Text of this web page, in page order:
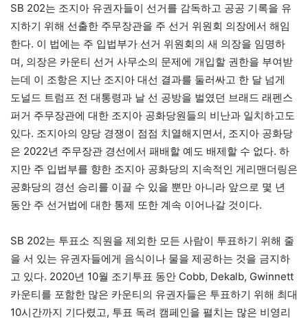
SB 202는 조지아 유권자들이 선거를 감독하고 공공 기록을 유
지하기 위해 선출한 주무장관을 주 선거 위원회 의장에서 해임
한다. 이 법에는 주 입법부가 선거 위원회의 새 의장을 임명하
며, 의장은 카운티 선거 사무소의 문제에 개입할 권한을 부여받
는데 이 조항은 지난 조지아 대선 결과를 둘러싸고 한 달 넘게
도널드 트럼프 전 대통령과 날 선 공방을 벌였던 브래드 래펜스
퍼거 주무장관에 대한 조지아 공화당원들의 비난과 일치하고도
있다. 조지아의 양당 경쟁이 점점 치열해지면서, 조지아 공화당
은 2022년 주무장관 경선에서 패배할 예도 배제할 수 없다. 하
지만 주 입법부를 향한 조지아 공화당의 지속적인 게리맨더링은
공화당의 경선 승리를 이끌 수 있을 뿐만 아니라 앞으로 몇 년
동안 주 선거법에 대한 통제 또한 계속 이어나갈 것이다.
SB 202는 투표소 직원을 제외한 모든 사람이 투표하기 위해 줄
을 서 있는 유권자들에게 음식이나 물을 제공하는 것을 금지하
고 있다. 2020년 10월 조기투표 동안 Cobb, Dekalb, Gwinnett
카운티를 포함한 많은 카운티의 유권자들은 투표하기 위해 최대
10시간까지 기다렸고, 투표 독려 캠페인을 펼치는 많은 비영리